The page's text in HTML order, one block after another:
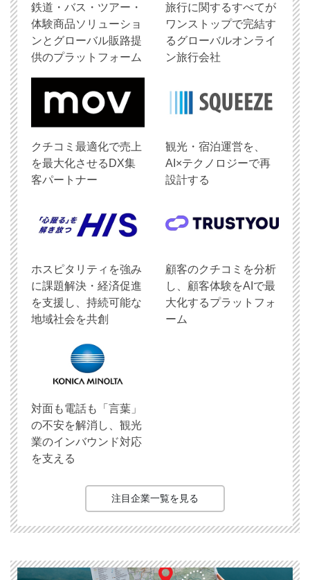
鉄道・バス・ツアー・
体験商品ソリューショ
ンとグローバル販路提
供のプラットフォーム
旅行に関するすべてが
ワンストップで完結す
るグローバルオンライ
ン旅行会社
クチコミ最適化で売上
を最大化させるDX集
客パートナー
観光・宿泊運営を、
AI×テクノロジーで再
設計する
ホスピタリティを強み
に課題解決・経済促進
を支援し、持続可能な
地域社会を共創
顧客のクチコミを分析
し、顧客体験をAIで最
大化するプラットフォ
ーム
対面も電話も「言葉」
の不安を解消し、観光
業のインバウンド対応
を支える
注目企業一覧を見る